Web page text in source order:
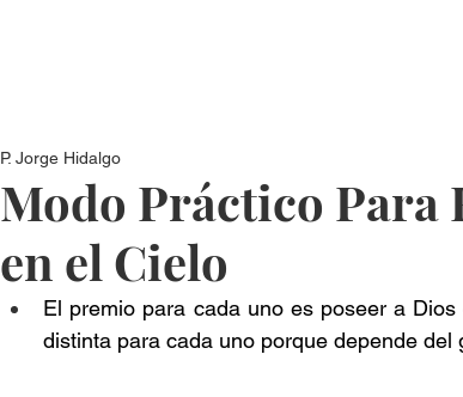
Modo Práctico Para
en el Cielo
P. Jorge Hidalgo
El premio para cada uno es poseer a
distinta para cada uno porque depende